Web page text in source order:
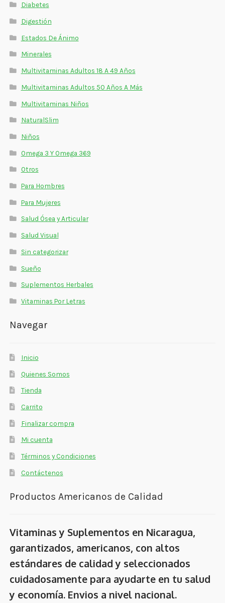
Diabetes
Digestión
Estados De Ánimo
Minerales
Multivitaminas Adultos 18 A 49 Años
Multivitaminas Adultos 50 Años A Más
Multivitaminas Niños
NaturalSlim
Niños
Omega 3 Y Omega 369
Otros
Para Hombres
Para Mujeres
Salud Ósea y Articular
Salud Visual
Sin categorizar
Sueño
Suplementos Herbales
Vitaminas Por Letras
Navegar
Inicio
Quienes Somos
Tienda
Carrito
Finalizar compra
Mi cuenta
Términos y Condiciones
Contáctenos
Productos Americanos de Calidad
Vitaminas y Suplementos en Nicaragua,
garantizados, americanos, con altos
estándares de calidad y seleccionados
cuidadosamente para ayudarte en tu salud
y economía. Envios a nivel nacional.